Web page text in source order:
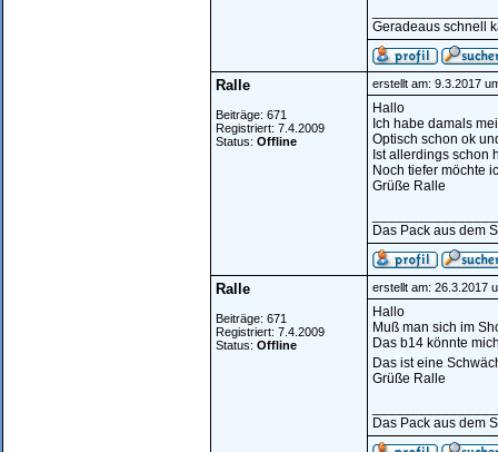
Geradeaus schnell
Ralle
Beiträge: 671
Registriert: 7.4.2009
Status: Offline
erstellt am: 9.3.2017
Hallo
Ich habe damals
Optisch schon ok
Ist allerdings schon
Noch tiefer möchte
Grüße Ralle
Das Pack aus dem
Ralle
Beiträge: 671
Registriert: 7.4.2009
Status: Offline
erstellt am: 26.3.2017
Hallo
Muß man sich im
Das b14 könnte
Das ist eine
Grüße Ralle
Das Pack aus dem